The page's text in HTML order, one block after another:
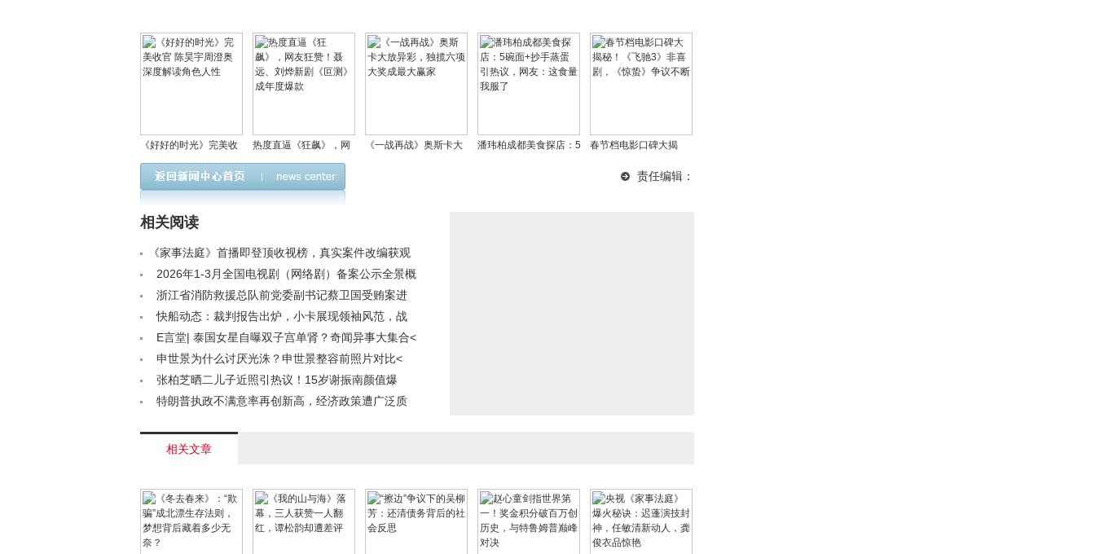
《好好的时光》完美收
官 陈昊宇周澄奥深度解
读角色人性
热度直逼《狂飙》，网
友狂赞！聂远、刘烨新
剧《叵测》成年度爆款
《一战再战》奥斯卡大
潘玮柏成都美食探店：5
春节档电影口碑大揭
《惊蛰》争议不断
责任编辑：
相关阅读
《家事法庭》首播即登顶收视榜，真实案件改编获观
众一致好评< /a>
2026年1-3月全国电视剧（网络剧）备案公示全景概
览< /a>
浙江省消防救援总队前党委副书记蔡卫国受贿案进
入公诉阶段< /a>
快船动态：裁判报告出炉，小卡展现领袖风范，战
雄鹿阵容更新< /a>
E言堂| 泰国女星自曝双子宫单肾？奇闻异事大集合<
/a> 申世景为什么讨厌光洙？申世景整容前照片对比<
/a> 张柏芝晒二儿子近照引热议！15岁谢振南颜值爆
表，侧脸酷似爸妈< /a>
特朗普执政不满意率再创新高，经济政策遭广泛质
相关文章